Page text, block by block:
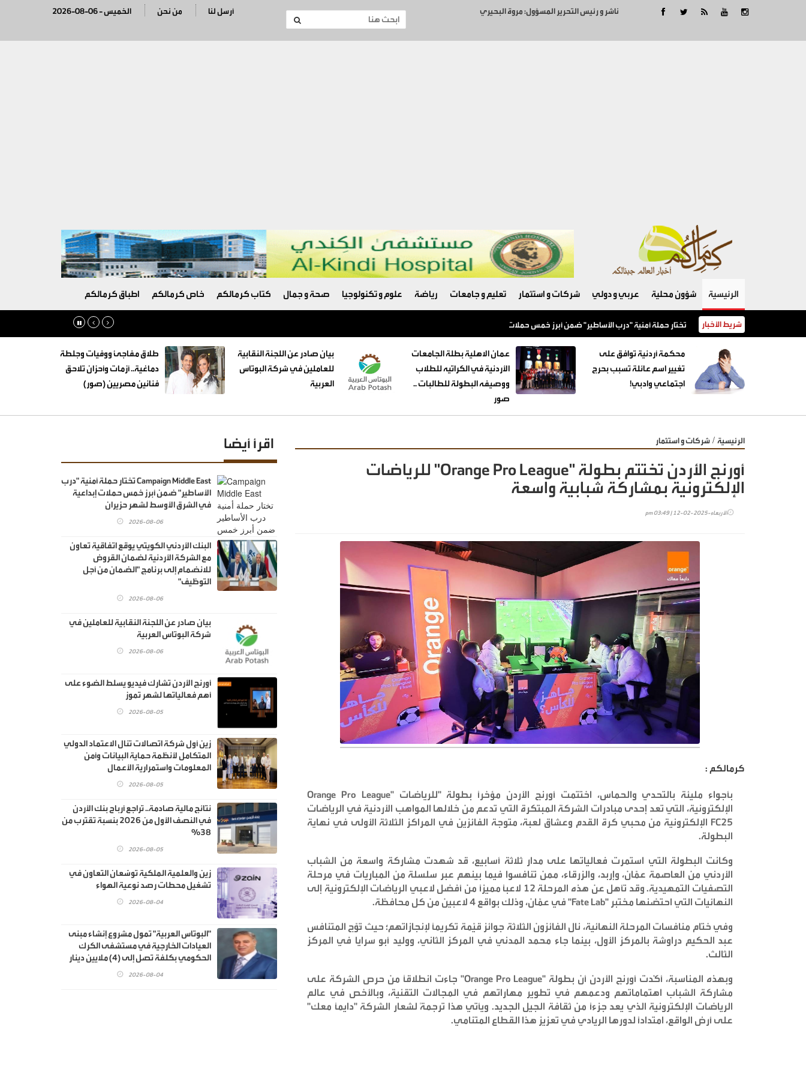
ناشر و رئيس التحرير المسؤول: مروة البحيري 2026-08-06 - الخميس من نحن أرسل لنا
الرئيسية شؤون محلية عربي و دولي شركات و استثمار تعليم و جامعات رياضة علوم و تكنولوجيا صحة و جمال كتاب كرمالكم خاص كرمالكم اطباق كرمالكم
شريط الأخبار Campaign Middle East تختار حملة أمنية "درب الأساطير" ضمن أبرز خمس حملات إبداعية في الشرق الأوسط لشهر حزيران
محكمة أردنية توافق على
تغيير اسم عائلة تسبب بحرج
اجتماعي وادبي!
عمان الاهلية بطلة الجامعات
الأردنية في الكراتيه للطلاب
ووصيفه البطولة للطالبات ..
صور
بيان صادر عن اللجنة النقابية
للعاملين في شركة البوتاس
العربية
طلاق مفاجئ ووفيات وجلطة
دماغية.. أزمات وأحزان تلاحق
فنانين مصريين (صور)
الرئيسية / شركات و استثمار
أورنج الأردن تختتم بطولة "Orange Pro League" للرياضات
الإلكترونية بمشاركة شبابية واسعة
الأربعاء-2025-02-12 | 03:49 pm
كرمالكم :
بأجواء مليئة بالتحدي والحماس، اختتمت أورنج الأردن مؤخراً بطولة "Orange Pro League"للرياضات
الإلكترونية، التي تعد إحدى مبادرات الشركة المبتكرة التي تدعم من خلالها المواهب الأردنية في الرياضات
الإلكترونية من محبي كرة القدم وعشاق لعبة FC25
، متوجة الفائزين في المراكز الثلاثة الأولى في نهاية
البطولة.
وكانت البطولة التي استمرت فعالياتها على مدار ثلاثة أسابيع، قد شهدت مشاركة واسعة من الشباب
الأردني من العاصمة عمّان، وإربد، والزرقاء، ممن تنافسوا فيما بينهم عبر سلسلة من المباريات في مرحلة
التصفيات التمهيدية. وقد تأهل عن هذه المرحلة 12 لاعباً مميزاً من أفضل لاعبي الرياضات الإلكترونية إلى
النهائيات التي احتضنها مختبر "Fate Lab" في عمّان، وذلك بواقع 4 لاعبين من كل محافظة
.
وفي ختام منافسات المرحلة النهائية، نال الفائزون الثلاثة جوائز قيّمة تكريماً لإنجازاتهم؛ حيث تُوّج المتنافس
عبد الحكيم دراوشة بالمركز الأول، بينما جاء محمد المدني في المركز الثاني، ووليد أبو سرايا في المركز
الثالث.
وبهذه المناسبة، أكّدت أورنج الأردن أن بطولة "Orange Pro League"
جاءت انطلاقاً من حرص الشركة على
مشاركة الشباب اهتماماتهم ودعمهم في تطوير مهاراتهم في المجالات التقنية، وبالأخص في عالم
الرياضات الإلكترونية الذي يعد جزءاً من ثقافة الجيل الجديد. ويأتي هذا ترجمةً لشعار الشركة "دايماً معك"
على أرض الواقع، امتداداً لدورها الريادي في تعزيز هذا القطاع المتنامي.
اقرأ أيضا
Campaign Middle East تختار حملة أمنية "درب
الأساطير" ضمن أبرز خمس حملات إبداعية
في الشرق الأوسط لشهر حزيران
2026-08-06
البنك الأردني الكويتي يوقع اتفاقية تعاون
مع الشركة الأردنية لضمان القروض
للانضمام إلى برنامج "الضمان من أجل
التوظيف"
2026-08-06
بيان صادر عن اللجنة النقابية للعاملين في
شركة البوتاس العربية
2026-08-06
أورنج الأردن تشارك فيديو يسلط الضوء على
أهم فعالياتها لشهر تموز
2026-08-05
زين أول شركة اتصالات تنال الاعتماد الدولي
المتكامل لأنظمة حماية البيانات وأمن
المعلومات واستمرارية الأعمال
2026-08-05
نتائج مالية صادمة.. تراجع أرباح بنك الأردن
في النصف الأول من 2026 بنسبة تقترب من
38%
2026-08-05
زين والعلمية الملكية توسّعان التعاون في
تشغيل محطات رصد نوعية الهواء
2026-08-04
"البوتاس العربية" تمول مشروع إنشاء مبنى
العيادات الخارجية في مستشفى الكرك
الحكومي بكلفة تصل إلى (4) ملايين دينار
2026-08-04